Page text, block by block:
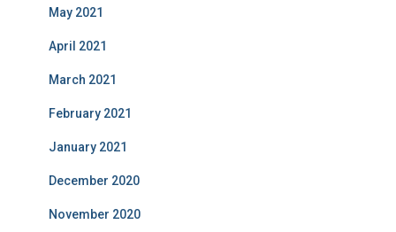
May 2021
April 2021
March 2021
February 2021
January 2021
December 2020
November 2020